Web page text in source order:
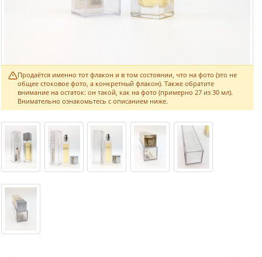
Продаётся именно тот флакон и в том состоянии, что на фото (это не
общее стоковое фото, а конкретный флакон). Также обратите
внимание на остаток: он такой, как на фото (примерно 27 из 30 мл).
Внимательно ознакомьтесь с описанием ниже.